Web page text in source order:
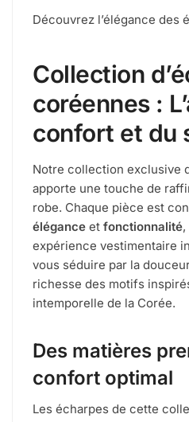
Découvrez l’élégance des
Collection
coréennes :
confort et du
Notre collection exclusive
apporte une touche de
robe. Chaque pièce est
élégance et fonctionnalité
expérience vestimentaire
vous séduire par la
richesse des motifs
intemporelle de la Corée.
Des matières
confort optimal
Les écharpes de cette